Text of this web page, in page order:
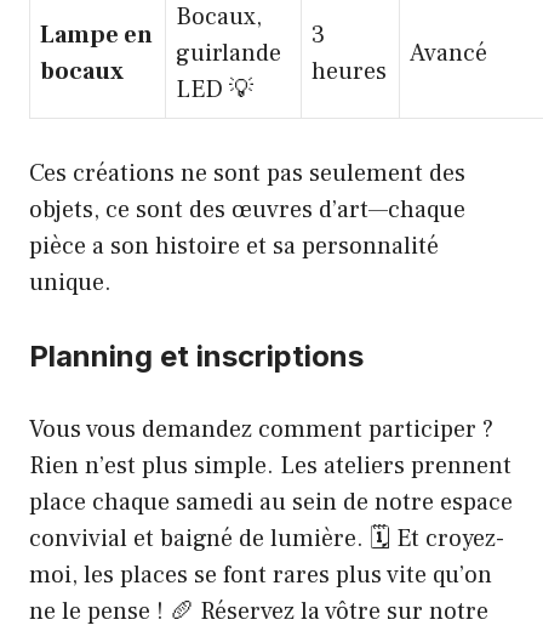
Lampe en
bocaux
Bocaux,
guirlande
LED 💡
3
heures
Avancé
Ces créations ne sont pas seulement des
objets, ce sont des œuvres d’art—chaque
pièce a son histoire et sa personnalité
unique.
Planning et inscriptions
Vous vous demandez comment participer ?
Rien n’est plus simple. Les ateliers prennent
place chaque samedi au sein de notre espace
convivial et baigné de lumière. 🗓️ Et croyez-
moi, les places se font rares plus vite qu’on
ne le pense ! 🥖 Réservez la vôtre sur notre